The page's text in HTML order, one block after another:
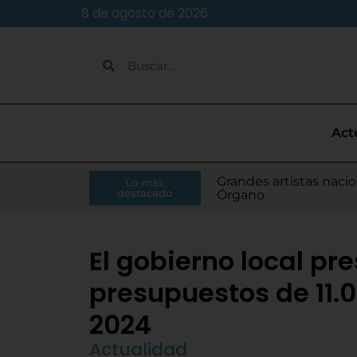
8 de agosto de 2026
Lo más
destacado
Caja Rural de
RFEF
Villamarciel da
Grandes artistas
Órgano
Continúa la venta de
El presidente de la
Monge
Todo listo para el
Tordesillas refuerza
El Pleno de
Moisés Ramírez
para el Europeo
IU-APT plantea ocho
El gobierno local
presupuestos de
2024
Actualidad